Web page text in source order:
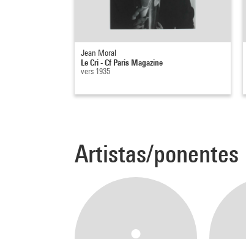
Jean Moral
Le Cri - Cf Paris Magazine
vers 1935
Artistas/ponentes